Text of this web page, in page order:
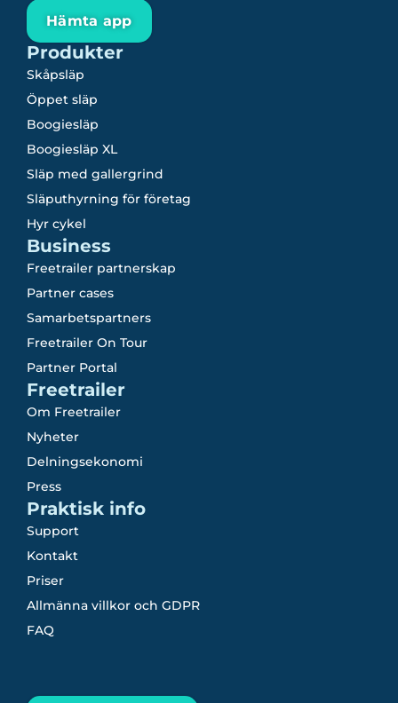
Hämta app
Produkter
Skåpsläp
Öppet släp
Boogiesläp
Boogiesläp XL
Släp med gallergrind
Släputhyrning för företag
Hyr cykel
Business
Freetrailer partnerskap
Partner cases
Samarbetspartners
Freetrailer On Tour
Partner Portal
Freetrailer
Om Freetrailer
Nyheter
Delningsekonomi
Press
Praktisk info
Support
Kontakt
Priser
Allmänna villkor och GDPR
FAQ